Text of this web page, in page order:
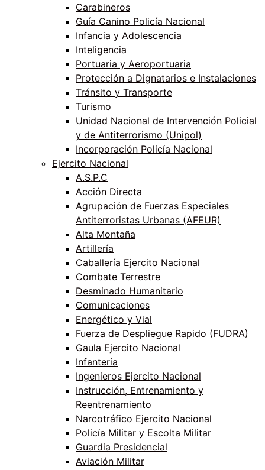
Carabineros
Guía Canino Policía Nacional
Infancia y Adolescencia
Inteligencia
Portuaria y Aeroportuaria
Protección a Dignatarios e Instalaciones
Tránsito y Transporte
Turismo
Unidad Nacional de Intervención Policial
y de Antiterrorismo (Unipol)
Incorporación Policía Nacional
Ejercito Nacional
A.S.P.C
Acción Directa
Agrupación de Fuerzas Especiales
Antiterroristas Urbanas (AFEUR)
Alta Montaña
Artillería
Caballería Ejercito Nacional
Combate Terrestre
Desminado Humanitario
Comunicaciones
Energético y Vial
Fuerza de Despliegue Rapido (FUDRA)
Gaula Ejercito Nacional
Infantería
Ingenieros Ejercito Nacional
Instrucción, Entrenamiento y
Reentrenamiento
Narcotráfico Ejercito Nacional
Policía Militar y Escolta Militar
Guardia Presidencial
Aviación Militar